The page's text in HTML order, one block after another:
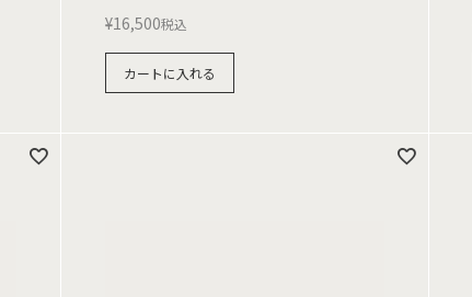
¥16,500税込
カートに入れる